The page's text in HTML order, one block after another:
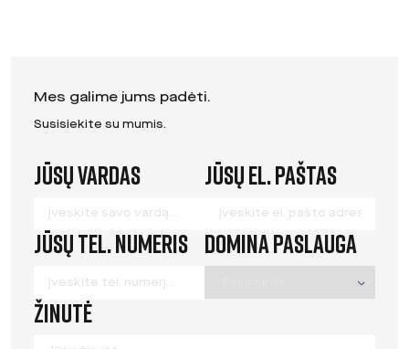
Mes galime jums padėti.
Susisiekite su mumis.
Leave
field
blank
Jūsų vardas Jūsų el. paštas
Jūsų tel. numeris Domina paslauga
Žinutė